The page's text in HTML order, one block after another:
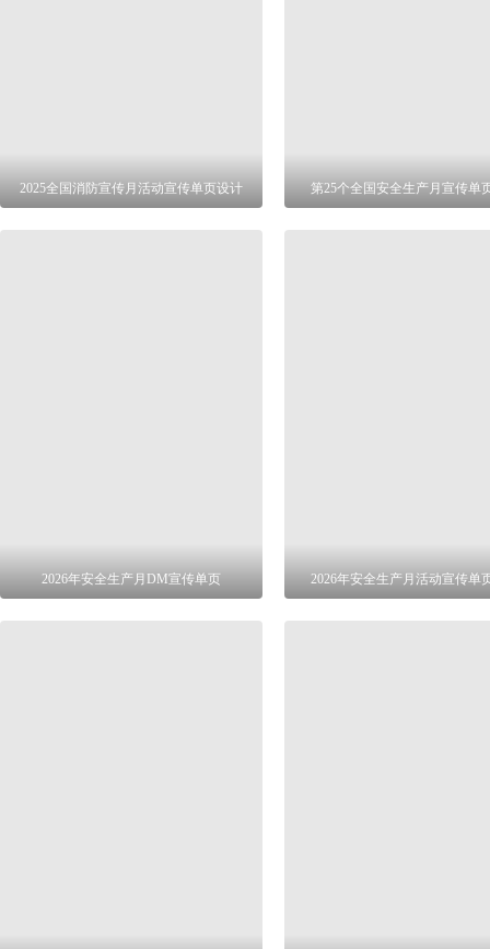
2025全国消防宣传月活动宣传单页设计 第25个全国安全生产月宣传单
2026年安全生产月DM宣传单页 2026年安全生产月活动宣传单